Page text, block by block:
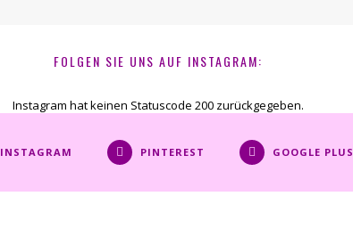
FOLGEN SIE UNS AUF INSTAGRAM:
Instagram hat keinen Statuscode 200 zurückgegeben.
INSTAGRAM PINTEREST GOOGLE PLUS